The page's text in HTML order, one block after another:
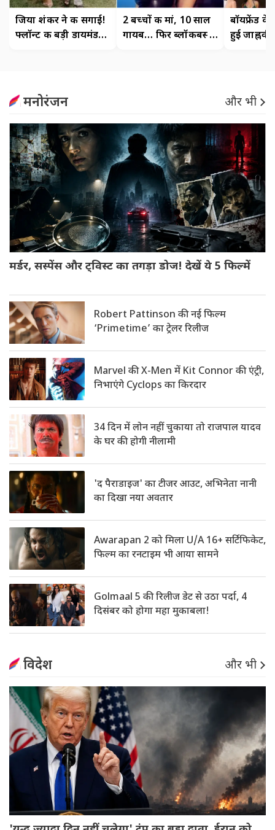
जिया शंकर ने की सगाई!
फ्लॉन्ट की बड़ी डायमंड
2 बच्चों की मां, 10 साल
गायब… फिर ब्लॉकबस्टर
बॉयफ्रेंड के
हुई
मनोरंजन और भी
मर्डर, सस्पेंस और ट्विस्ट का तगड़ा डोज! देखें ये 5 फिल्में
Robert Pattinson की नई फिल्म
‘Primetime’ का ट्रेलर रिलीज
Marvel की X-Men में Kit Connor की एंट्री,
निभाएंगे Cyclops का किरदार
34 दिन में लोन नहीं चुकाया तो राजपाल यादव
के घर की होगी नीलामी
'द पैराडाइज' का टीजर आउट, अभिनेता नानी
का दिखा नया अवतार
Awarapan 2 को मिला U/A 16+ सर्टिफिकेट,
फिल्म का रनटाइम भी आया सामने
Golmaal 5 की रिलीज डेट से उठा पर्दा, 4
दिसंबर को होगा महा मुकाबला!
विदेश और भी